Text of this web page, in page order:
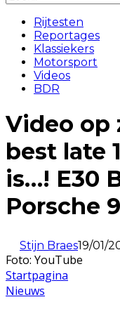
Rijtesten
Reportages
Klassiekers
Motorsport
Videos
BDR
Video op
best late
is…! E30
Porsche
Stijn Braes19/01/
Foto: YouTube
Startpagina
Nieuws